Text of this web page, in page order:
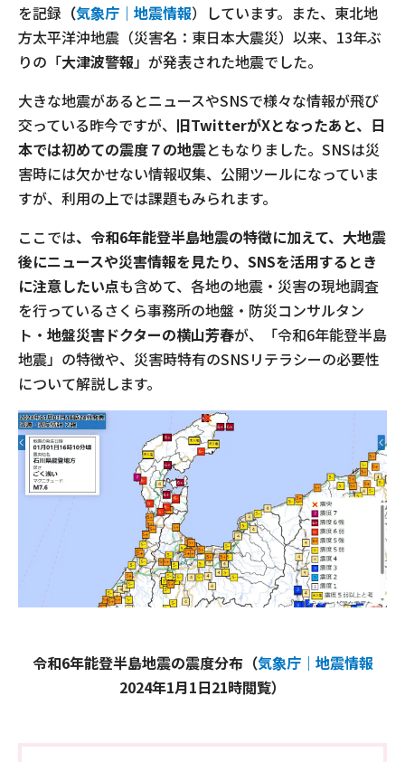
を記録 （気象庁｜地震情報）しています。また、東北地
方太平洋沖地震（災害名：東日本大震災）以来、13年ぶ
りの「大津波警報 」が発表された地震でした。
大きな地震があるとニュースやSNSで様々な情報が飛び
交っている昨今ですが、 旧TwitterがXとなったあと、日
本では初めての震度７の地震ともなりました。SNSは災
害時には欠かせない情報収集、公開ツールになっていま
すが、利用の上では課題もみられます。
ここでは、令和6年能登半島地震の特徴に加えて、大地震
後にニュースや災害情報を見たり、SNSを活用するとき
に注意したい点も含めて、各地の地震・災害の現地調査
を行っているさくら事務所の地盤・防災コンサルタン
ト・ 地盤災害ドクターの横山芳春が、「令和6年能登半島
地震」の特徴や、災害時特有のSNSリテラシーの必要性
について解説します。
令和6年能登半島地震の震度分布（気象庁｜地震情報
2024年1月1日21時閲覧）